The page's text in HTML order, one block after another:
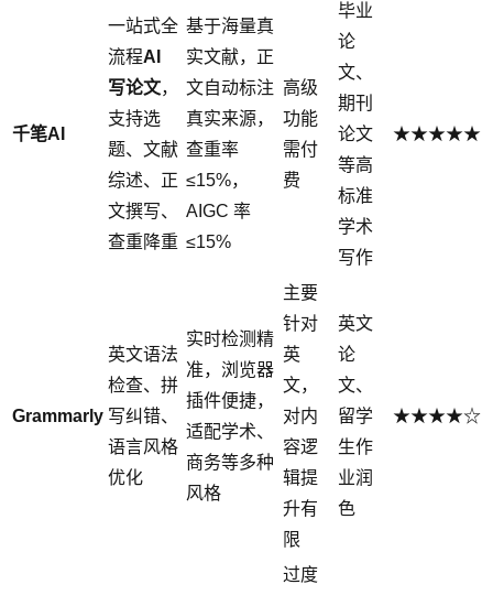
千笔AI
一站式全
流程AI
写论文，
支持选
题、文献
综述、正
文撰写、
查重降重
基于海量真
实文献，正
文自动标注
真实来源，
查重率
≤15%，
AIGC 率
≤15%
高级
功能
需付
费
毕业
论
文、
期刊
论文
等高
标准
学术
写作
★★★★★
Grammarly
英文语法
检查、拼
写纠错、
语言风格
优化
实时检测精
准，浏览器
插件便捷，
适配学术、
商务等多种
风格
主要
针对
英
文，
对内
容逻
辑提
升有
限
英文
论
文、
留学
生作
业润
色
★★★★☆
过度